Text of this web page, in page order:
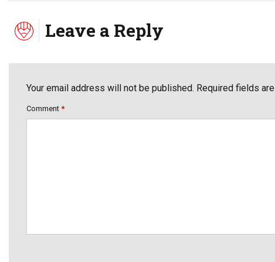
Leave a Reply
Your email address will not be published. Required fields
Comment *